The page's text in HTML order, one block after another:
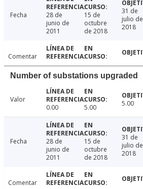
Fecha
28 de
junio de
2011
15 de
octubre
de 2018
31 de
julio de
2018
Comentar
Number of substations upgraded
Valor
0.00
5.00 5.00
Fecha
28 de
junio de
2011
15 de
octubre
de 2018
31 de
julio de
2018
Comentar